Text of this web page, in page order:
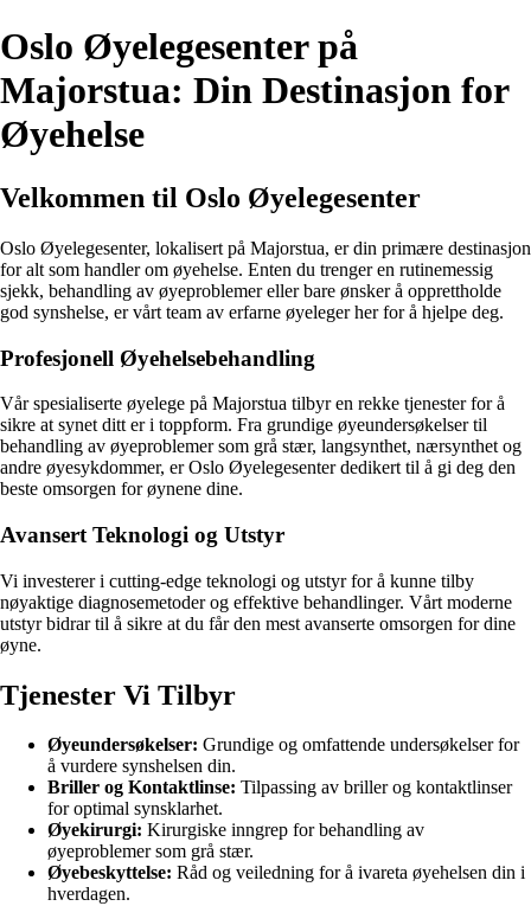
Oslo Øyelegesenter på
Majorstua: Din Destinasjon for
Øyehelse
Velkommen til Oslo Øyelegesenter
Oslo Øyelegesenter, lokalisert på Majorstua, er din primære destinasjon
for alt som handler om øyehelse. Enten du trenger en rutinemessig
sjekk, behandling av øyeproblemer eller bare ønsker å opprettholde
god synshelse, er vårt team av erfarne øyeleger her for å hjelpe deg.
Profesjonell Øyehelsebehandling
Vår spesialiserte øyelege på Majorstua tilbyr en rekke tjenester for å
sikre at synet ditt er i toppform. Fra grundige øyeundersøkelser til
behandling av øyeproblemer som grå stær, langsynthet, nærsynthet og
andre øyesykdommer, er Oslo Øyelegesenter dedikert til å gi deg den
beste omsorgen for øynene dine.
Avansert Teknologi og Utstyr
Vi investerer i cutting-edge teknologi og utstyr for å kunne tilby
nøyaktige diagnosemetoder og effektive behandlinger. Vårt moderne
utstyr bidrar til å sikre at du får den mest avanserte omsorgen for dine
øyne.
Tjenester Vi Tilbyr
Øyeundersøkelser: Grundige og omfattende undersøkelser for
å vurdere synshelsen din.
Briller og Kontaktlinse: Tilpassing av briller og kontaktlinser
for optimal synsklarhet.
Øyekirurgi: Kirurgiske inngrep for behandling av
øyeproblemer som grå stær.
Øyebeskyttelse: Råd og veiledning for å ivareta øyehelsen din i
hverdagen.